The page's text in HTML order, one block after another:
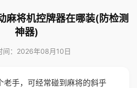
麻将机控牌器在哪装(防检测
神器)
间：2026年08月10日
老手，可经常碰到麻将的斜乎